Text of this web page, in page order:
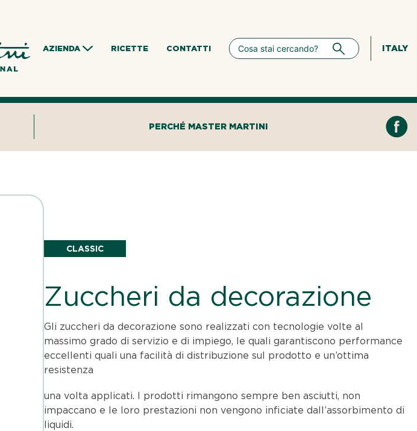
AZIENDA RICETTE CONTATTI ITALY
PERCHÉ MASTER MARTINI
CLASSIC
Zuccheri da decorazione
Gli zuccheri da decorazione sono realizzati con tecnologie volte al
massimo grado di servizio e di impiego, le quali garantiscono performance
eccellenti quali una facilità di distribuzione sul prodotto e un’ottima
resistenza
una volta applicati. I prodotti rimangono sempre ben asciutti, non
impaccano e le loro prestazioni non vengono inficiate dall’assorbimento di
liquidi.